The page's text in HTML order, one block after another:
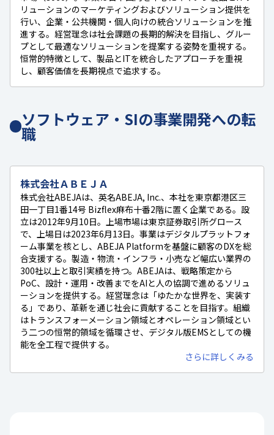
リューションのマーケティングおよびソリューション提供を
行い、企業・公共機関・個人向けの統合ソリューションを推
進する。経営理念は社会課題の長期的解決を目指し、グルー
プとして最適なソリューションを提案する姿勢を重視する。
恒常的特徴として、製品とITを統合したアプローチを重視
し、顧客価値を長期視点で追求する。
ソフトウェア・SIの事業開発への転
職
株式会社ＡＢＥＪＡ
株式会社ABEJAは、英名ABEJA, Inc.、本社を東京都港区三
田一丁目1番14号 Bizflex麻布十番2階に置く企業である。設
立は2012年9月10日。上場市場は東京証券取引所グロース
で、上場日は2023年6月13日。事業はデジタルプラットフォ
ーム事業を核とし、ABEJA Platformを基盤に顧客のDXを総
合支援する。製造・物流・インフラ・小売など幅広い業界の
300社以上と取引実績を持つ。ABEJAは、戦略策定から
PoC、設計・運用・改善までをAIと人の協調で進めるソリュ
ーションを提供する。経営理念は「ゆたかな世界を、実装す
る」であり、革新を通じ社会に貢献することを目指す。組織
はトランスフォーメーション領域とオペレーション領域とい
う二つの恒常的領域を循環させ、デジタル版EMSとしての機
能を全工程で提供する。
さらに詳しくみる